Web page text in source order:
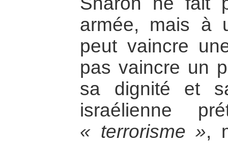
armée, mais à
peut vaincre
pas vaincre un
sa dignité et
israélienne
« terrorisme »,